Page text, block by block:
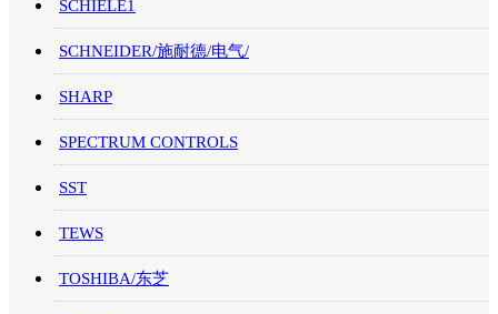
SCHIELE1
SCHNEIDER/施耐德/电气/
SHARP
SPECTRUM CONTROLS
SST
TEWS
TOSHIBA/东芝